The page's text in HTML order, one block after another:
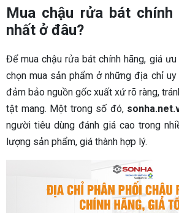
Mua chậu rửa bát
nhất ở đâu?
Để mua chậu rửa bát chính hãng, giá
chọn mua sản phẩm ở những địa chỉ
đảm bảo nguồn gốc xuất xứ rõ ràng,
tật mang. Một trong số đó,
người tiêu dùng đánh giá cao trong
lượng sản phẩm, giá thành hợp lý.